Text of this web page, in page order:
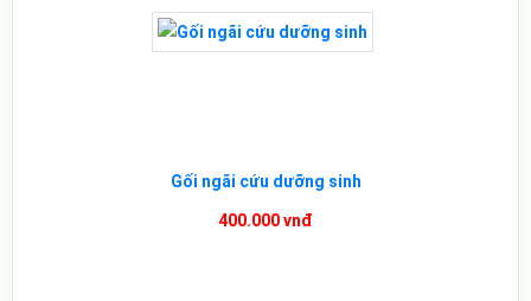
Gối ngãi cứu dưỡng sinh
400.000 vnđ